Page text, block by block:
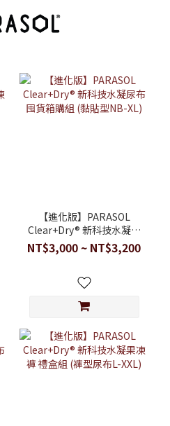
【進化版】PARASOL
Clear+Dry® 新科技水凝尿
布 囤貨箱購組 (黏貼型NB-
XL)
NT$3,000 ~ NT$3,200